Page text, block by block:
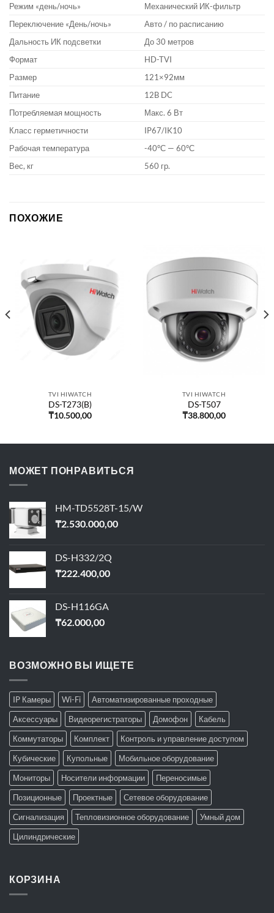
Режим «день/ночь»
Механический ИК-фильтр
Переключение «День/ночь»
Авто / по расписанию
Дальность ИК подсветки
До 30 метров
Формат
HD-TVI
Размер
121×92мм
Питание
12B DC
Потребляемая мощность
Макс. 6 Вт
Класс герметичности
IP67/IK10
Рабочая температура
-40°С — 60°С
Вес, кг
560 гр.
ПОХОЖИЕ
TVI HIWATCH
DS-T273(B)
₸10.500,00
TVI HIWATCH
DS-T507
₸38.800,00
МОЖЕТ ПОНРАВИТЬСЯ
HM-TD5528T-15/W
₸2.530.000,00
DS-H332/2Q
₸222.400,00
DS-H116GA
₸62.000,00
ВОЗМОЖНО ВЫ ИЩЕТЕ
IP Камеры Wi-Fi
Автоматизированные проходные
Аксессуары
Видеорегистраторы Домофон
Кабель
Коммутаторы
Комплект
Контроль и управление доступом
Кубические
Купольные
Мобильное оборудование
Мониторы
Носители информации
Переносимые
Позиционные
Проектные
Сетевое оборудование
Сигнализация
Тепловизионное оборудование
Умный дом
Цилиндрические
КОРЗИНА